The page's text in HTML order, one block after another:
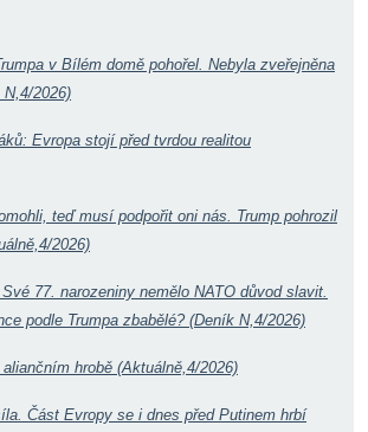
v Bílém domě pohořel. Nebyla zveřejněna
2026)
Evropa stojí před tvrdou realitou
teď musí podpořit oni nás. Trump pohrozil
2026)
77. narozeniny nemělo NATO důvod slavit.
podle Trumpa zbabělé? (Deník N,4/2026)
hrobě (Aktuálně,4/2026)
Část Evropy se i dnes před Putinem hrbí